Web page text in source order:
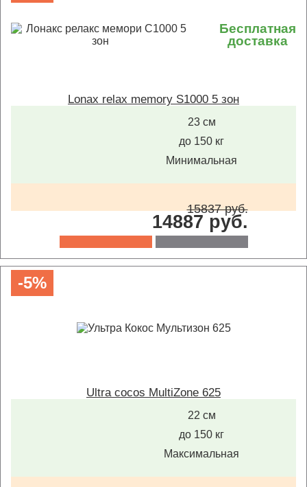
Бесплатная
доставка
Lonax relax memory S1000 5 зон
23 см
до 150 кг
Минимальная
15837 руб.
14887 руб.
-5%
Ultra cocos MultiZone 625
22 см
до 150 кг
Максимальная